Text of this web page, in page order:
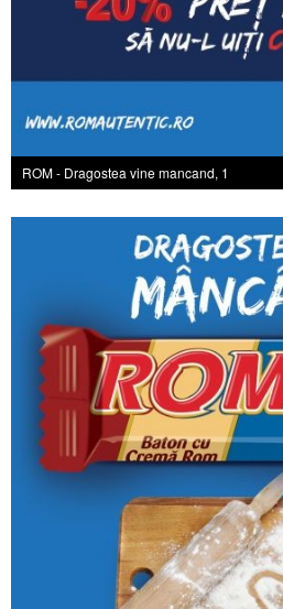
ROM - Dragostea vine mancand, 1